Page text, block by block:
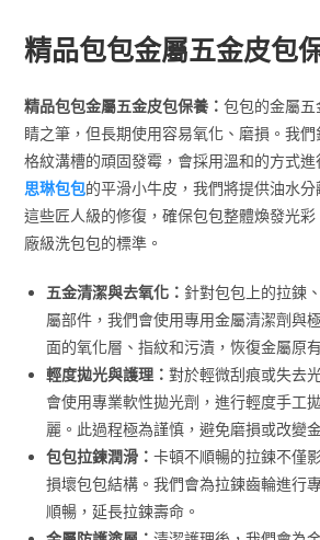
精品包包金屬五金皮包
精品包包金屬五金皮包保養：包包的金屬
睛之筆，但長期使用容易氧化、磨損。我們
格紋溝槽的頑固發霉，會採用溫和的方式
思琳包包的平滑小牛皮，我們將提供油水分
這些匠人級的修復，確保包包整體煥發光
廠級洗包包的標準。
五金清潔與去氧化： 針對包包上的拉鍊
屬部件，我們會使用專用金屬清潔劑與
面的氧化層、指紋和污漬，恢復金屬原
輕度拋光與護理：對於輕微刮痕或失去
會使用專業軟性拋光劑，進行輕度手工
麗。此過程極為謹慎，避免磨損或改變
包包拉鍊潤滑：卡頓不順暢的拉鍊不僅
損壞包包結構。我們會為拉鍊齒輪進行
順暢，延長拉鍊壽命。